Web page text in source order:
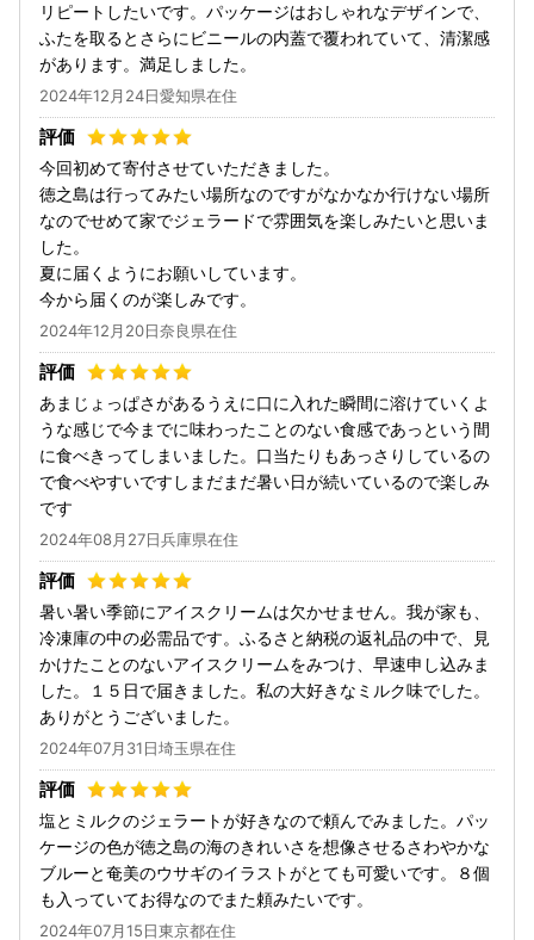
リピートしたいです。パッケージはおしゃれなデザインで、
ふたを取るとさらにビニールの内蓋で覆われていて、清潔感
があります。満足しました。
2024年12月24日愛知県在住
今回初めて寄付させていただきました。
徳之島は行ってみたい場所なのですがなかなか行けない場所
なのでせめて家でジェラードで雰囲気を楽しみたいと思いま
した。
夏に届くようにお願いしています。
今から届くのが楽しみです。
2024年12月20日奈良県在住
あまじょっぱさがあるうえに口に入れた瞬間に溶けていくよ
うな感じで今までに味わったことのない食感であっという間
に食べきってしまいました。口当たりもあっさりしているの
で食べやすいですしまだまだ暑い日が続いているので楽しみ
です
2024年08月27日兵庫県在住
暑い暑い季節にアイスクリームは欠かせません。我が家も、
冷凍庫の中の必需品です。ふるさと納税の返礼品の中で、見
かけたことのないアイスクリームをみつけ、早速申し込みま
した。１５日で届きました。私の大好きなミルク味でした。
ありがとうございました。
2024年07月31日埼玉県在住
塩とミルクのジェラートが好きなので頼んでみました。パッ
ケージの色が徳之島の海のきれいさを想像させるさわやかな
ブルーと奄美のウサギのイラストがとても可愛いです。８個
も入っていてお得なのでまた頼みたいです。
2024年07月15日東京都在住